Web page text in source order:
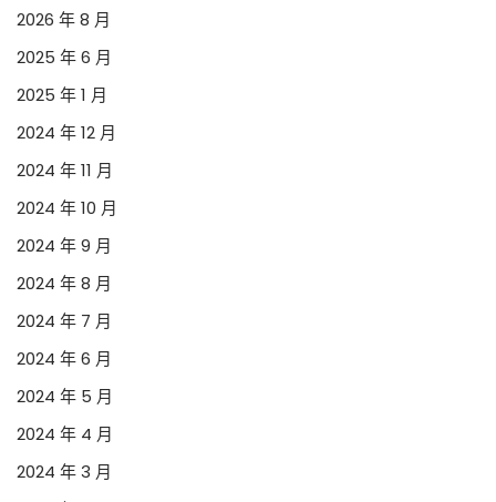
2026 年 8 月
2025 年 6 月
2025 年 1 月
2024 年 12 月
2024 年 11 月
2024 年 10 月
2024 年 9 月
2024 年 8 月
2024 年 7 月
2024 年 6 月
2024 年 5 月
2024 年 4 月
2024 年 3 月